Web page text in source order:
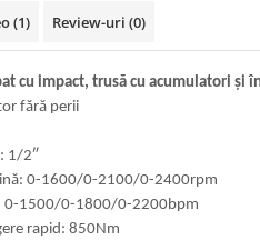
(1) Review-uri (0)
cu impact, trusă cu acumulatori și
fără perii
1/2″
0-1600/0-2100/0-2400rpm
0-1500/0-1800/0-2200bpm
rapid: 850Nm